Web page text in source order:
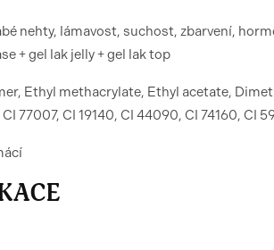
nehty, lámavost, suchost, zbarvení,
+ gel lak jelly + gel lak top
Ethyl methacrylate, Ethyl acetate,
77007, CI 19140, CI 44090, CI 74160, CI